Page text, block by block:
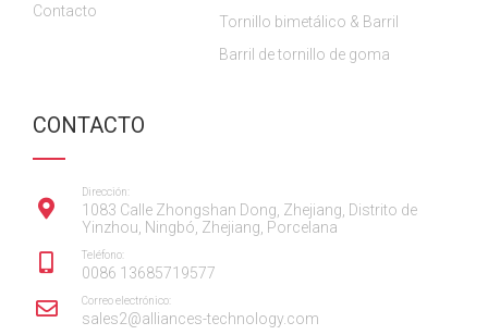
Contacto
Tornillo bimetálico & Barril
Barril de tornillo de goma
CONTACTO
Dirección:
1083 Calle Zhongshan Dong, Zhejiang, Distrito de
Yinzhou, Ningbó, Zhejiang, Porcelana
Teléfono:
0086 13685719577
Correo electrónico:
sales2@alliances-technology.com